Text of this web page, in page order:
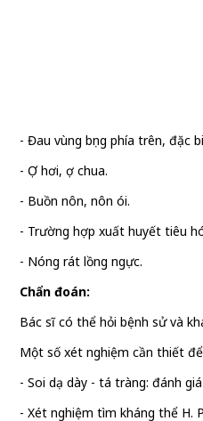
- Đau vùng bụng phía trên, đặc
- Ợ hơi, ợ chua.
- Buồn nôn, nôn ói.
- Trường hợp xuất huyết tiêu
- Nóng rát lồng ngực.
Chẩn đoán:
Bác sĩ có thể hỏi bệnh sử và
Một số xét nghiệm cần thiết
- Soi dạ dày - tá tràng: đánh
- Xét nghiệm tìm kháng thể H.